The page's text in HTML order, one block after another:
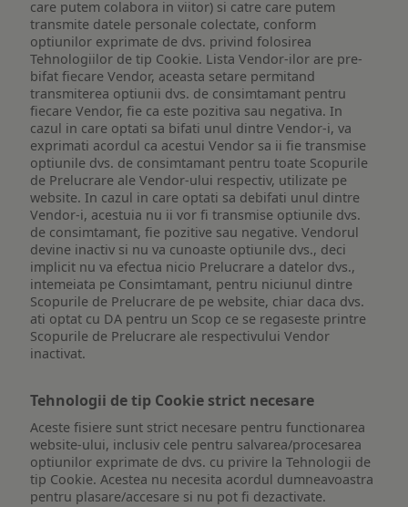
care putem colabora in viitor) si catre care putem
transmite datele personale colectate, conform
optiunilor exprimate de dvs. privind folosirea
Tehnologiilor de tip Cookie. Lista Vendor-ilor are pre-
bifat fiecare Vendor, aceasta setare permitand
transmiterea optiunii dvs. de consimtamant pentru
fiecare Vendor, fie ca este pozitiva sau negativa. In
cazul in care optati sa bifati unul dintre Vendor-i, va
exprimati acordul ca acestui Vendor sa ii fie transmise
optiunile dvs. de consimtamant pentru toate Scopurile
de Prelucrare ale Vendor-ului respectiv, utilizate pe
website. In cazul in care optati sa debifati unul dintre
Vendor-i, acestuia nu ii vor fi transmise optiunile dvs.
de consimtamant, fie pozitive sau negative. Vendorul
devine inactiv si nu va cunoaste optiunile dvs., deci
implicit nu va efectua nicio Prelucrare a datelor dvs.,
intemeiata pe Consimtamant, pentru niciunul dintre
Scopurile de Prelucrare de pe website, chiar daca dvs.
ati optat cu DA pentru un Scop ce se regaseste printre
Scopurile de Prelucrare ale respectivului Vendor
inactivat.
Tehnologii de tip Cookie strict necesare
Aceste fisiere sunt strict necesare pentru functionarea
website-ului, inclusiv cele pentru salvarea/procesarea
optiunilor exprimate de dvs. cu privire la Tehnologii de
tip Cookie. Acestea nu necesita acordul dumneavoastra
pentru plasare/accesare si nu pot fi dezactivate.